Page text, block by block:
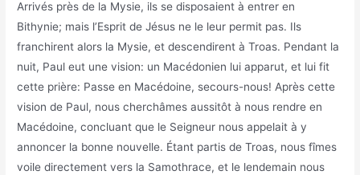
Arrivés près de la Mysie, ils se disposaient à entrer en
Bithynie; mais l’Esprit de Jésus ne le leur permit pas. Ils
franchirent alors la Mysie, et descendirent à Troas. Pendant la
nuit, Paul eut une vision: un Macédonien lui apparut, et lui fit
cette prière: Passe en Macédoine, secours-nous! Après cette
vision de Paul, nous cherchâmes aussitôt à nous rendre en
Macédoine, concluant que le Seigneur nous appelait à y
annoncer la bonne nouvelle. Étant partis de Troas, nous fîmes
voile directement vers la Samothrace, et le lendemain nous